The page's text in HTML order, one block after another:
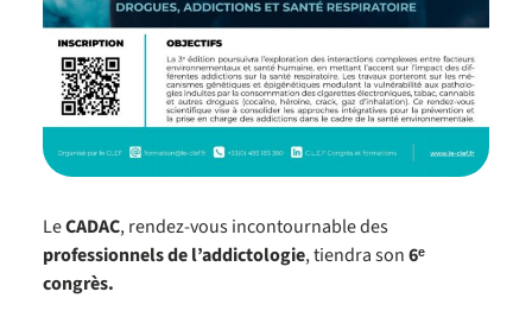
LeCADAC, rendez-vous incontournable des
professionnels de l’addictologie, tiendra son6ᵉ
congrès.